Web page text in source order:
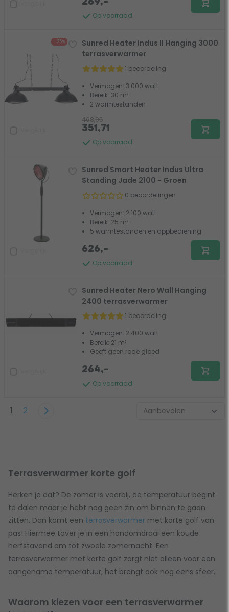
Op voorraad
- 25%
Sunred Heater Indus II Hanging 3000
terrasverwarmer
1 beoordeling
Vermogen: 3.000 watt
Bereik: 30 m²
2 warmtestanden
Op voorraad
468,95
351,71
Sunred Smart Heater Indus Ultra
Standing Jade 2100 - Groen
0 beoordelingen
Vermogen: 2.100 watt
Bereik: 25 m²
5 warmtestanden en appbediening
Op voorraad
626,-
Sunred Heater Nero Wall Hanging
2400 terrasverwarmer
1 beoordeling
Vermogen: 2.400 watt
Bereik: 21 m²
Geeft geen rode gloed
Op voorraad
264,-
1 2
Terrasverwarmer korte golf
Herken je dat? De zomer is voorbij, de temperatuur begint
te dalen maar je hebt nog geen zin om binnen te gaan
zitten. Dan komt een terrasverwarmer met korte golf van
pas! Hiermee tover je in een handomdraai een koude
herfstavond om tot zwoele zomernacht. Een
terrasverwarmer met korte golf zorgt niet alleen voor een
aangename temperatuur, het brengt ook nog eens sfeer.
Waarom kiezen voor een terrasverwarmer